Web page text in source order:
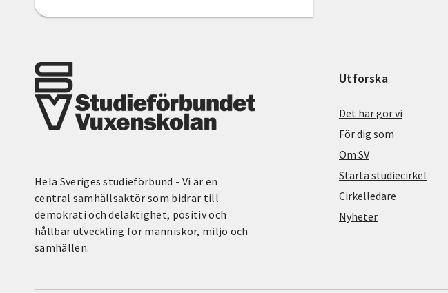
Hela Sveriges studieförbund - Vi är en
central samhällsaktör som bidrar till
demokrati och delaktighet, positiv och
hållbar utveckling för människor, miljö och
samhällen.
Utforska
Det här gör vi
För dig som
Om SV
Starta studiecirkel
Cirkelledare
Nyheter